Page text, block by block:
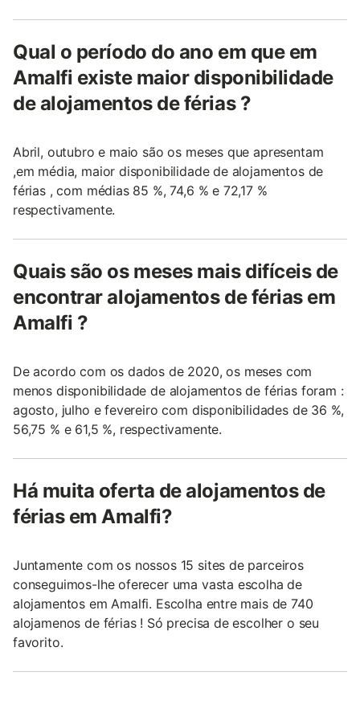
Qual o período do ano em que em
Amalfi existe maior disponibilidade
de alojamentos de férias ?
Abril, outubro e maio são os meses que apresentam
,em média, maior disponibilidade de alojamentos de
férias , com médias 85 %, 74,6 % e 72,17 %
respectivamente.
Quais são os meses mais difíceis de
encontrar alojamentos de férias em
Amalfi ?
De acordo com os dados de 2020, os meses com
menos disponibilidade de alojamentos de férias foram :
agosto, julho e fevereiro com disponibilidades de 36 %,
56,75 % e 61,5 %, respectivamente.
Há muita oferta de alojamentos de
férias em Amalfi?
Juntamente com os nossos 15 sites de parceiros
conseguimos-lhe oferecer uma vasta escolha de
alojamentos em Amalfi. Escolha entre mais de 740
alojamenos de férias ! Só precisa de escolher o seu
favorito.